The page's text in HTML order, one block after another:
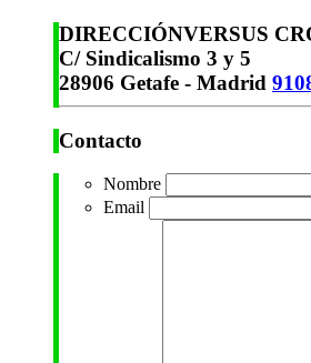
DIRECCIÓNVERSUS
C/ Sindicalismo 3 y 5
28906 Getafe - Madrid
Contacto
Nombre
Email